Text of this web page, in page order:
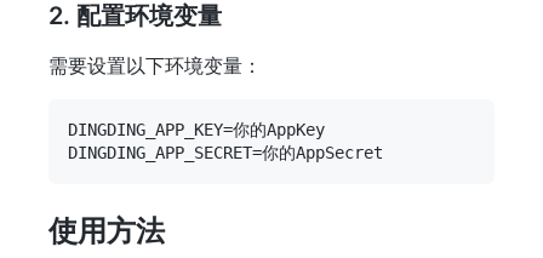
2. 配置环境变量
需要设置以下环境变量：
DINGDING_APP_KEY=你的AppKey
使用方法